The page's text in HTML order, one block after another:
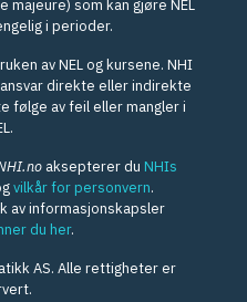
som kan gjøre NEL
i perioder.
av NEL og kursene. NHI
direkte eller indirekte
følge av feil eller mangler i
aksepterer du NHIs
vilkår for personvern.
av informasjonskapsler
du her.
AS. Alle rettigheter er